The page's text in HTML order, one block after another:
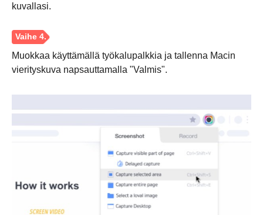
kuvallasi.
Muokkaa käyttämällä työkalupalkkia ja tallenna Macin
vierityskuva napsauttamalla "Valmis".